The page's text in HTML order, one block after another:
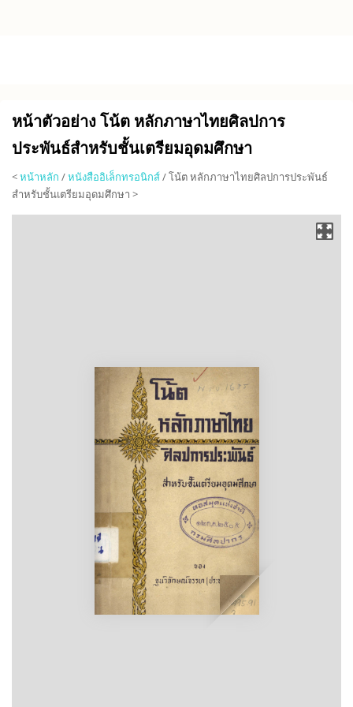
หน้าตัวอย่าง โน้ต หลักภาษาไทยศิลปการ
ประพันธ์สำหรับชั้นเตรียมอุดมศึกษา
<หน้าหลัก /หนังสืออิเล็กทรอนิกส์/ โน้ต หลักภาษาไทยศิลปการประพันธ์
สำหรับชั้นเตรียมอุดมศึกษา >